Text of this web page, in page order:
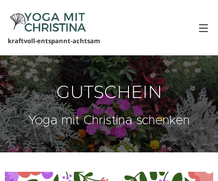
kraftvoll-entspannt-achtsam
GUTSCHEIN
Yoga mit Christina schenken